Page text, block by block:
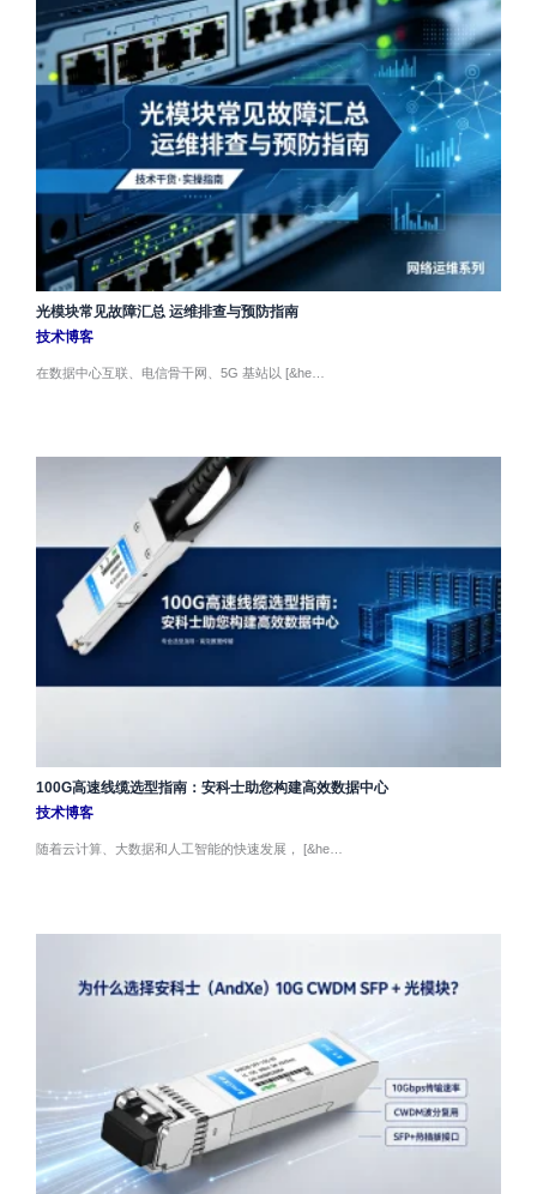
光模块常见故障汇总 运维排查与预防指南
技术博客
在数据中心互联、电信骨干网、5G 基站以 [&he…
100G高速线缆选型指南：安科士助您构建高效数据中心
技术博客
随着云计算、大数据和人工智能的快速发展， [&he…